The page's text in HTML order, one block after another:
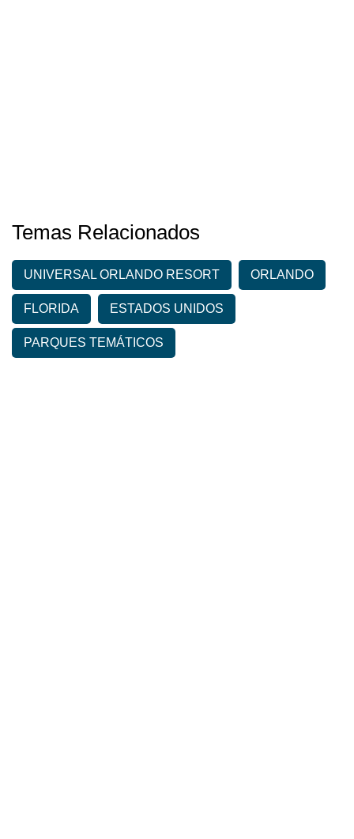
Temas Relacionados
UNIVERSAL ORLANDO RESORT ORLANDO
FLORIDA ESTADOS UNIDOS
PARQUES TEMÁTICOS